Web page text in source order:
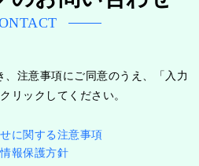
、注意事項にご同意のうえ、「入力
リックしてください。
に関する注意事項
報保護方針